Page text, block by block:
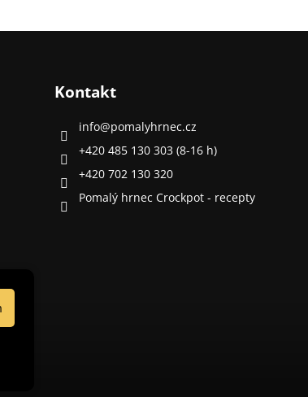
Kontakt
info@pomalyhrnec.cz
+420 485 130 303 (8-16 h)
+420 702 130 320
Pomalý hrnec Crockpot - recepty